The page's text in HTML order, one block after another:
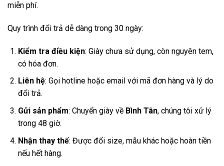
miễn phí.
Quy trình đổi trả dễ dàng trong 30 ngày:
Kiểm tra điều kiện: Giày chưa sử dụng, còn nguyên tem,
có hóa đơn.
Liên hệ: Gọi hotline hoặc email với mã đơn hàng và lý do
đổi trả.
Gửi sản phẩm: Chuyển giày về Bình Tân, chúng tôi xử lý
trong 48 giờ.
Nhận thay thế: Được đổi size, mẫu khác hoặc hoàn tiền
nếu hết hàng.